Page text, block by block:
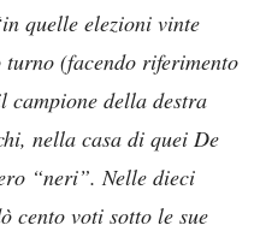
in quelle elezioni vinte
(facendo riferimento
della destra
nella casa di quei De
“neri”. Nelle dieci
cento voti sotto le sue